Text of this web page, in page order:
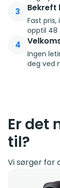
3 Bekreft
Fast
opptil 48
4
Ingen
deg ved
Er det
til?
Vi sørger for